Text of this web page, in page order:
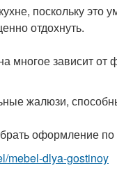
поскольку это
отдохнуть.
зависит от
жалюзи,
оформление по
mebel-dlya-gostinoy